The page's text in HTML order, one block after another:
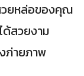
วยหล่อของคุณ
ด้สวยงาม
ภ่ายภาพ